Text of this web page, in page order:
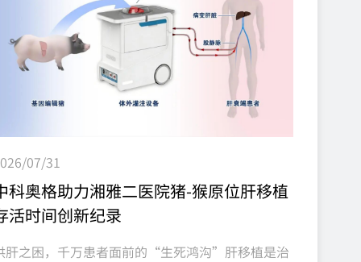
07/31
科奥格助力湘雅二医院猪-猴原位肝移植
活时间创新纪录
肝之困，千万患者面前的“生死鸿沟”肝移植是治